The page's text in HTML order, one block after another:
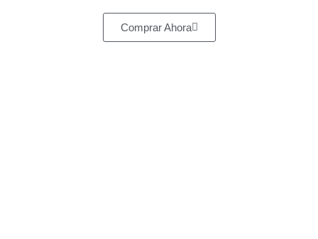
Comprar Ahora